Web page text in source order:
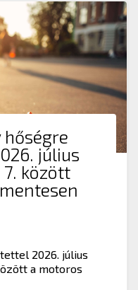
hőségre
július
között
2026. július
a motoros